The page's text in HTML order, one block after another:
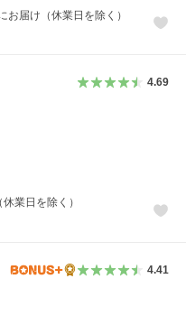
お届け（休業日を除く）
4.69
業日を除く）
4.41